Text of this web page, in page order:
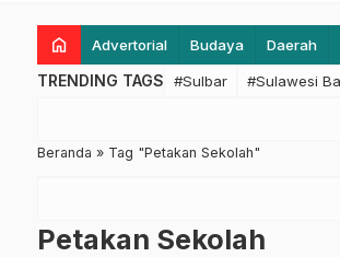
home Advertorial Budaya Daerah
TRENDING TAGS #Sulbar #Sulawesi
Beranda » Tag "Petakan Sekolah"
Petakan Sekolah